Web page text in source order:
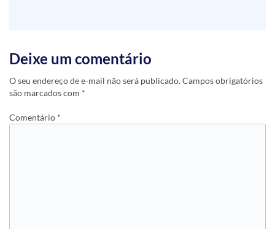
Deixe um comentário
O seu endereço de e-mail não será publicado.Campos obrigatórios
são marcados com *
Comentário *